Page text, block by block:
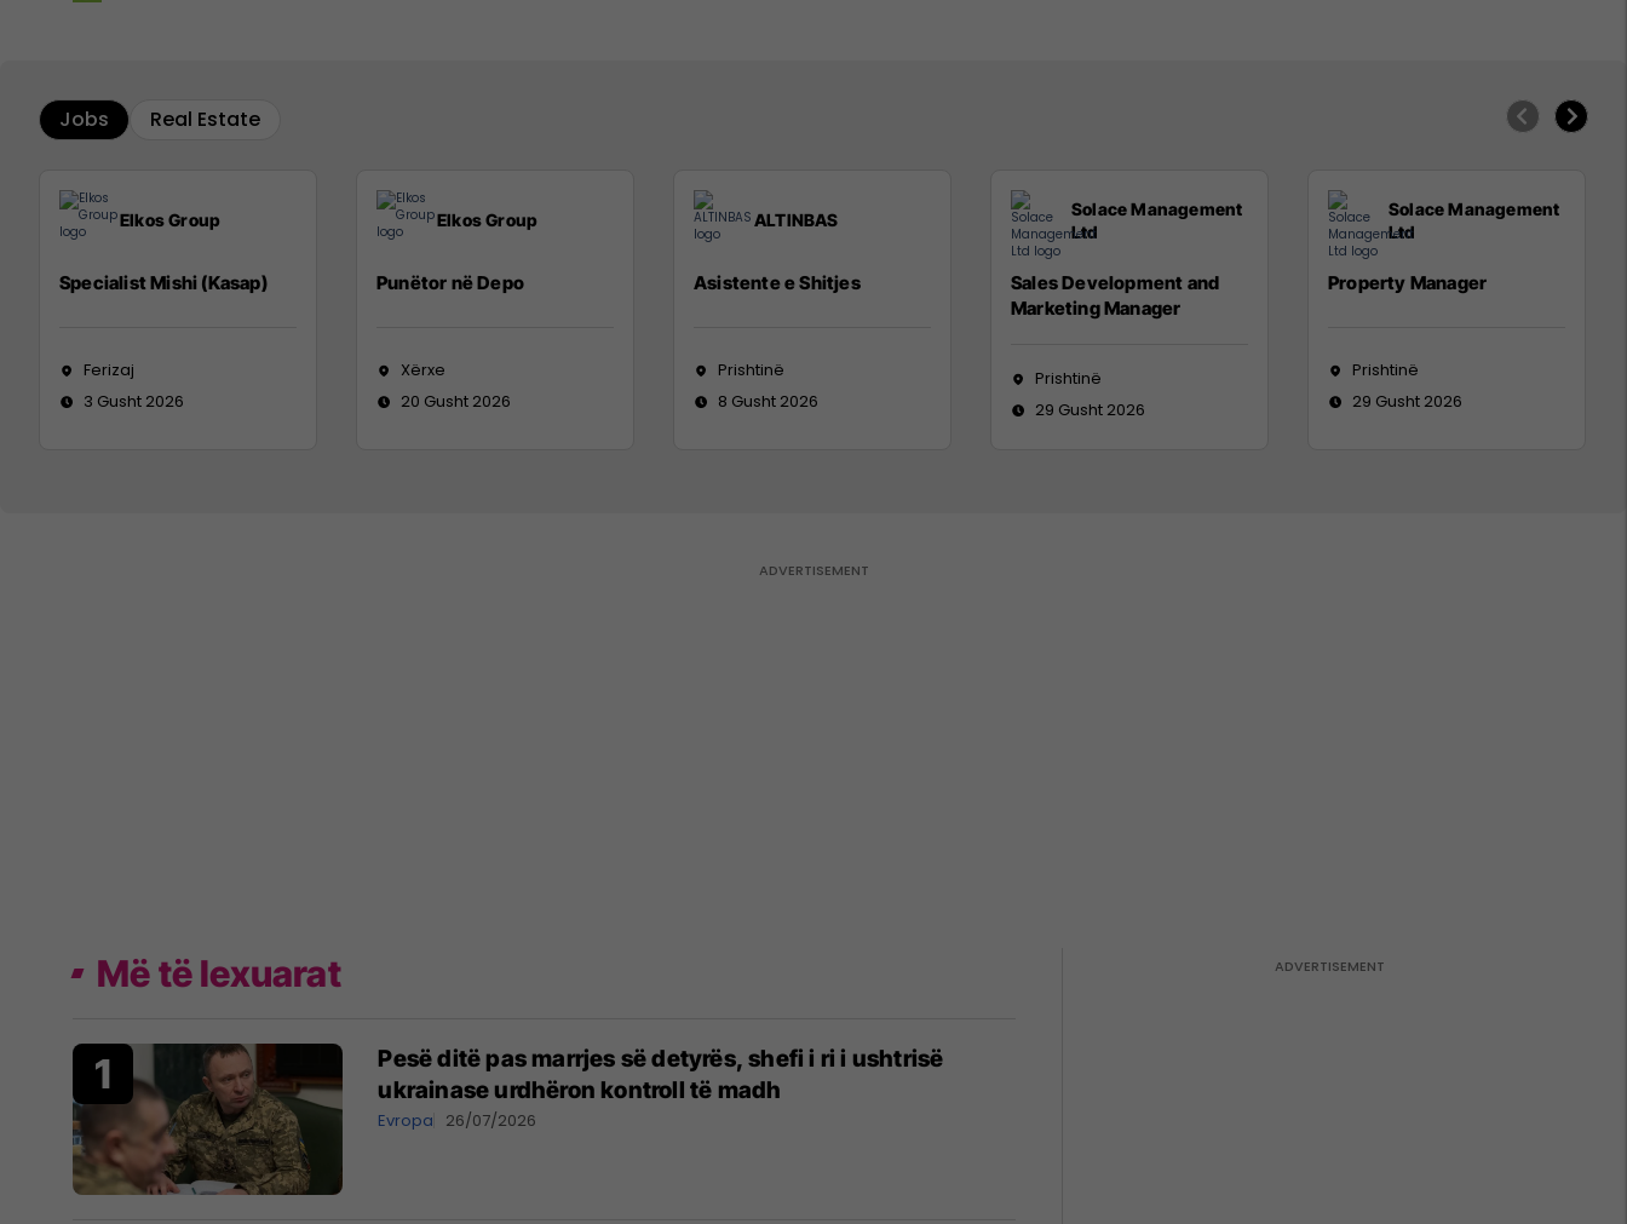
Jobs Real Estate
Elkos Group
Specialist Mishi (Kasap)
Ferizaj
3 Gusht 2026
Elkos Group
Punëtor në Depo
Xërxe
20 Gusht 2026
ALTINBAS
Asistente e Shitjes
Prishtinë
8 Gusht 2026
Solace Management
Ltd
Sales Development and
Marketing Manager
Prishtinë
29 Gusht 2026
Solace Management
Ltd
Property Manager
Prishtinë
29 Gusht 2026
Më të lexuarat
Pesë ditë pas marrjes së detyrës, shefi i ri i ushtrisë
ukrainase urdhëron kontroll të madh
Evropa 26/07/2026